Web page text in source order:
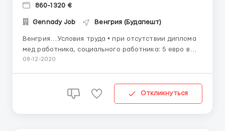
860-1320 €
Gennady Job Венгрия (Будапешт)
Венгрия…Условия труда • при отсутствии диплома
мед работника, социального работника: 5 евро в
час (смены 172\225\264 часов в месяц) • проживание
работодателя) • проезд на место работы (з...
08-12-2020
Откликнуться